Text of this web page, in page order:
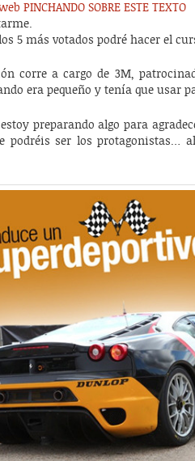
PINCHANDO SOBRE ESTE TEXTO
5 más votados podré hacer el
corre a cargo de 3M,
era pequeño y tenía que usar
preparando algo para
podréis ser los protagonistas…